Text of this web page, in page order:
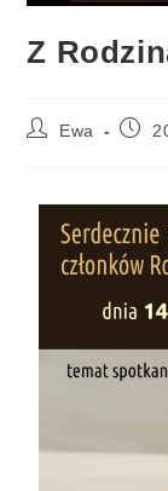
Z
Ewa